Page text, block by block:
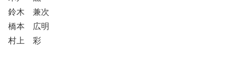
鈴木 兼次
橋本 広明
村上 彩